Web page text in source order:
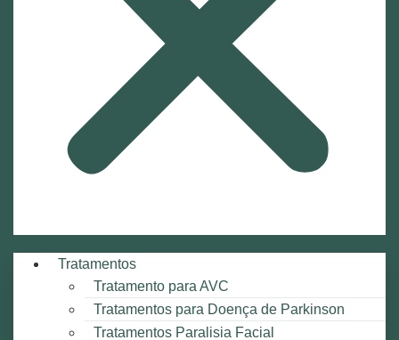
Tratamentos
Tratamento para AVC
Tratamentos para Doença de Parkinson
Tratamentos Paralisia Facial